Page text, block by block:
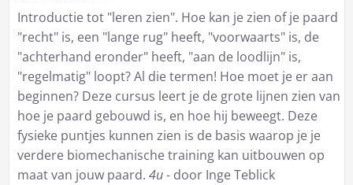
Introductie tot "leren zien". Hoe kan je zien of je paard
"recht" is, een "lange rug" heeft, "voorwaarts" is, de
"achterhand eronder" heeft, "aan de loodlijn" is,
"regelmatig" loopt? Al die termen! Hoe moet je er aan
beginnen? Deze cursus leert je de grote lijnen zien van
hoe je paard gebouwd is, en hoe hij beweegt. Deze
fysieke puntjes kunnen zien is de basis waarop je je
verdere biomechanische training kan uitbouwen op
maat van jouw paard. 4u- door Inge Teblick